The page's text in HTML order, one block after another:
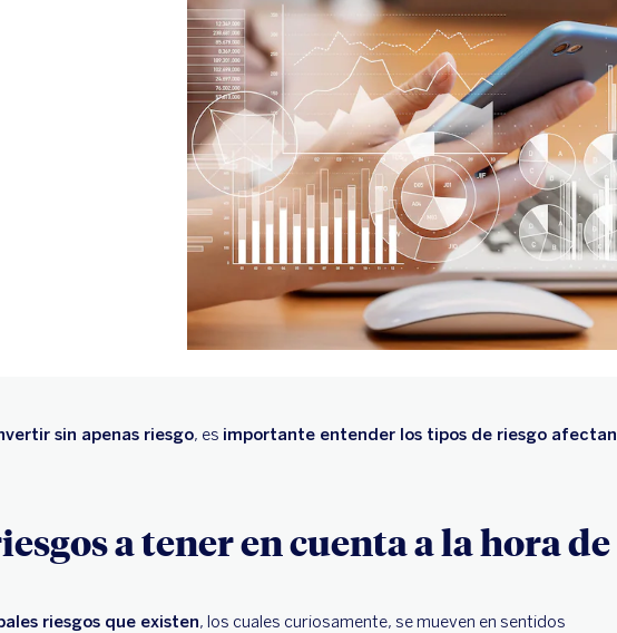
sin apenas riesgo, es importante entender los tipos de riesgo afectan
a tener en cuenta a la hora de
riesgos que existen, los cuales curiosamente, se mueven en sentidos